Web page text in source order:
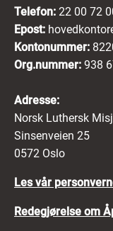
Telefon: 22 00 72
Epost:
Kontonummer:
Org.nummer: 938
Adresse:
Norsk Luthersk
Sinsenveien 25
0572 Oslo
Les vår
Redegjørelse om